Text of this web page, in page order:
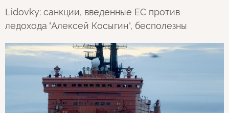
Lidovky: санкции, введенные ЕС против
ледохода "Алексей Косыгин", бесполезны